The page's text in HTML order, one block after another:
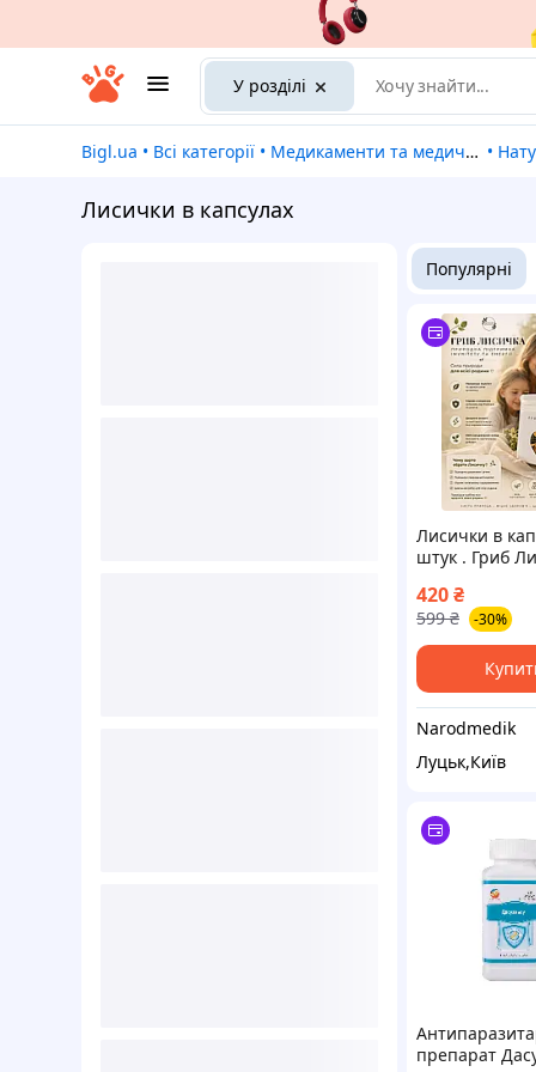
У розділі
Bigl.ua • Всі категорії • Медикаменти та медичні товари •
Лисички в капсулах
Популярні
Лисички в
штук . Гриб
420₴
599 ₴ -30%
Narodmedik
Луцьк,Київ
препарат